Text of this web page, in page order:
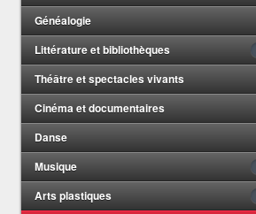
Généalogie
Littérature et bibliothèques
Théâtre et spectacles vivants
Cinéma et documentaires
Danse
Musique
Arts plastiques